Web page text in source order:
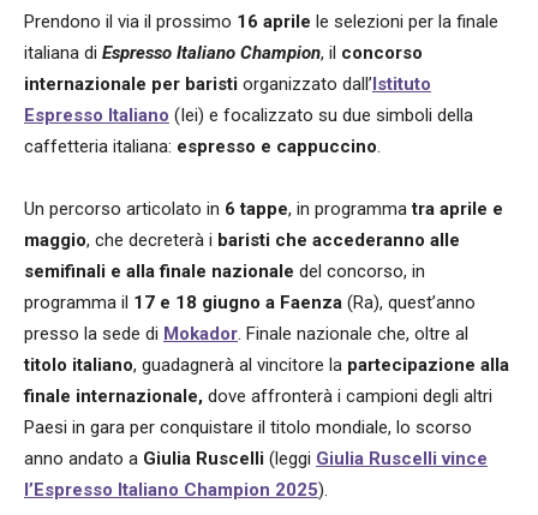
Prendono il via il prossimo 16 aprile le selezioni per la finale
italiana di Espresso Italiano Champion, il concorso
internazionale per baristi organizzato dall’Istituto
Espresso Italiano (Iei) e focalizzato su due simboli della
caffetteria italiana: espresso e cappuccino.
Un percorso articolato in 6 tappe, in programmatra aprile e
maggio, che decreterà i baristi che accederanno alle
semifinali e alla finale nazionale del concorso, in
programma il 17 e 18 giugno a Faenza (Ra), quest’anno
presso la sede di Mokador. Finale nazionale che, oltre al
titolo italiano, guadagnerà al vincitore la partecipazione alla
finale internazionale, dove affronterà i campioni degli altri
Paesi in gara per conquistare il titolo mondiale, lo scorso
anno andato a Giulia Ruscelli (leggi Giulia Ruscelli vince
l’Espresso Italiano Champion 2025).